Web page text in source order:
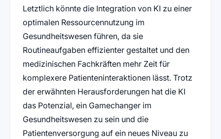
Letztlich könnte die Integration von KI zu einer
optimalen Ressourcennutzung im
Gesundheitswesen führen, da sie
Routineaufgaben effizienter gestaltet und den
medizinischen Fachkräften mehr Zeit für
komplexere Patienteninteraktionen lässt. Trotz
der erwähnten Herausforderungen hat die KI
das Potenzial, ein Gamechanger im
Gesundheitswesen zu sein und die
Patientenversorgung auf ein neues Niveau zu